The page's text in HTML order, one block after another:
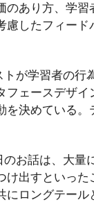
のあり方、学
慮したフィー
トが学習者の行
フェースデザ
を決めている
のお話は、大量
け出すといっ
にロングテー